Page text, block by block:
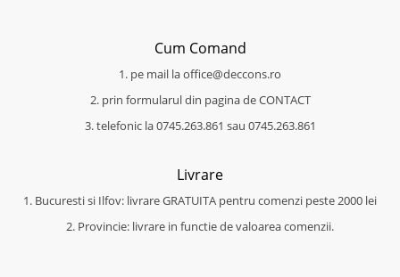
Cum Comand
1. pe mail la office@deccons.ro
2. prin formularul din pagina de CONTACT
3. telefonic la 0745.263.861 sau 0745.263.861
Livrare
1. Bucuresti si Ilfov: livrare GRATUITA pentru comenzi peste 2000 lei
2. Provincie: livrare in functie de valoarea comenzii.